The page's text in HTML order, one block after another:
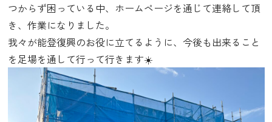
つからず困っている中、ホームページを通じて連絡して頂
き、作業になりました。
我々が能登復興のお役に立てるように、今後も出来ること
を足場を通して行って行きます☀️